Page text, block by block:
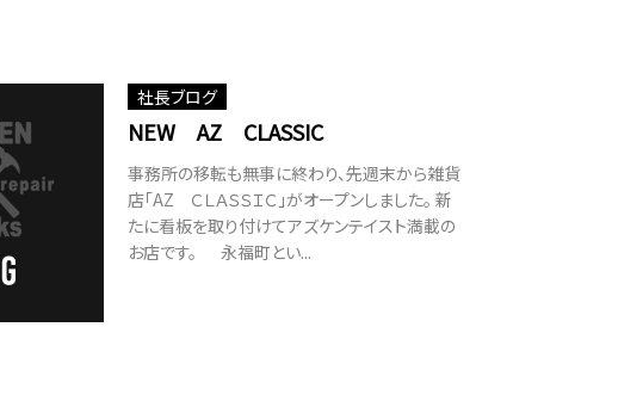
社長ブログ
NEW AZ CLASSIC
事務所の移転も無事に終わり、先週末から雑貨
店「AZ ＣＬＡＳＳＩＣ」がオープンしました。 新
たに看板を取り付けてアズケンテイスト満載の
お店です。 永福町とい...